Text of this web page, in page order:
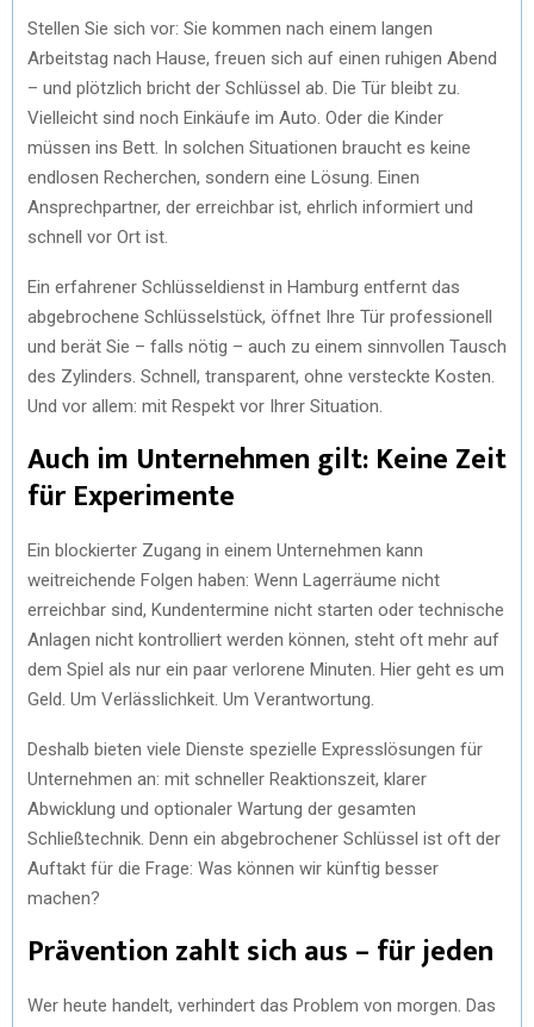
Stellen Sie sich vor: Sie kommen nach einem langen
Arbeitstag nach Hause, freuen sich auf einen ruhigen Abend
– und plötzlich bricht der Schlüssel ab. Die Tür bleibt zu.
Vielleicht sind noch Einkäufe im Auto. Oder die Kinder
müssen ins Bett. In solchen Situationen braucht es keine
endlosen Recherchen, sondern eine Lösung. Einen
Ansprechpartner, der erreichbar ist, ehrlich informiert und
schnell vor Ort ist.
Ein erfahrener Schlüsseldienst in Hamburg entfernt das
abgebrochene Schlüsselstück, öffnet Ihre Tür professionell
und berät Sie – falls nötig – auch zu einem sinnvollen Tausch
des Zylinders. Schnell, transparent, ohne versteckte Kosten.
Und vor allem: mit Respekt vor Ihrer Situation.
Auch im Unternehmen gilt: Keine Zeit
für Experimente
Ein blockierter Zugang in einem Unternehmen kann
weitreichende Folgen haben: Wenn Lagerräume nicht
erreichbar sind, Kundentermine nicht starten oder technische
Anlagen nicht kontrolliert werden können, steht oft mehr auf
dem Spiel als nur ein paar verlorene Minuten. Hier geht es um
Geld. Um Verlässlichkeit. Um Verantwortung.
Deshalb bieten viele Dienste spezielle Expresslösungen für
Unternehmen an: mit schneller Reaktionszeit, klarer
Abwicklung und optionaler Wartung der gesamten
Schließtechnik. Denn ein abgebrochener Schlüssel ist oft der
Auftakt für die Frage: Was können wir künftig besser
machen?
Prävention zahlt sich aus – für jeden
Wer heute handelt, verhindert das Problem von morgen. Das